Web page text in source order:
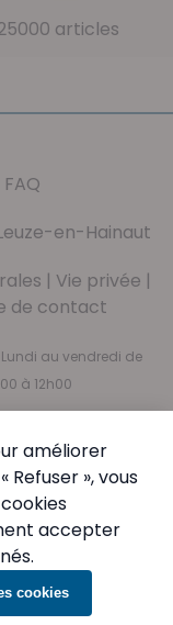
articles
FAQ
en-Hainaut
| Vie privée |
de contact
au vendredi de
à 12h00
améliorer
Refuser », vous
accepter
cookies